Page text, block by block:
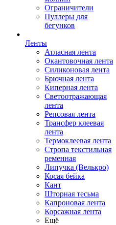
Ограничители
Пуллеры для
бегунков
Ленты
Атласная лента
Окантовочная лента
Силиконовая лента
Брючная лента
Киперная лента
Светоотражающая
лента
Репсовая лента
Трансфер клеевая
лента
Термоклеевая лента
Стропа текстильная
ременная
Липучка (Велькро)
Косая бейка
Кант
Шторная тесьма
Капроновая лента
Корсажная лента
Ещё